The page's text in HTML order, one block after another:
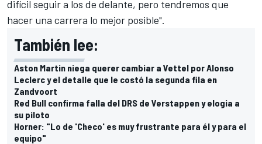
difícil seguir a los de delante, pero tendremos que
hacer una carrera lo mejor posible".
También lee:
Aston Martin niega querer cambiar a Vettel por Alonso
Leclerc y el detalle que le costó la segunda fila en
Zandvoort
Red Bull confirma falla del DRS de Verstappen y elogia a
su piloto
Horner: "Lo de 'Checo' es muy frustrante para él y para el
equipo"